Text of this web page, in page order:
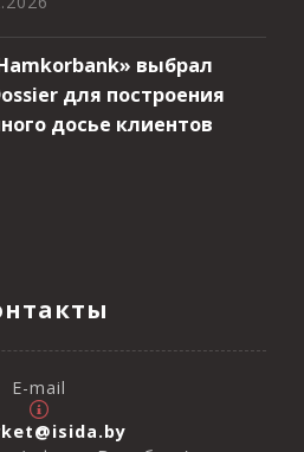
выбрал
для построения
досье клиентов
E-mail